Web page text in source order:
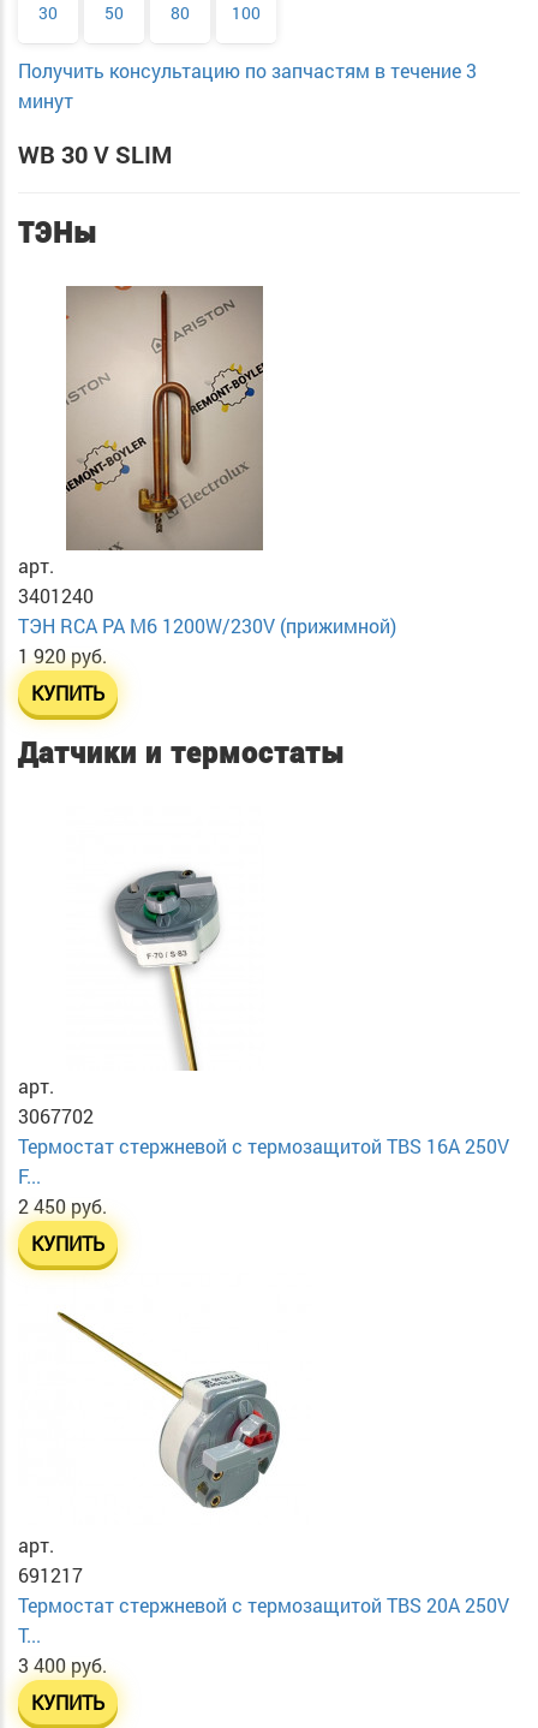
30 50 80 100
Получить консультацию по запчастям в течение 3
минут
WB 30 V SLIM
ТЭНы
арт.
3401240
ТЭН RСА PA М6 1200W/230V (прижимной)
1 920 руб.
КУПИТЬ
Датчики и термостаты
арт.
3067702
Термостат стержневой с термозащитой TBS 16A 250V
F...
2 450 руб.
КУПИТЬ
арт.
691217
Термостат стержневой с термозащитой TBS 20A 250V
T...
3 400 руб.
КУПИТЬ